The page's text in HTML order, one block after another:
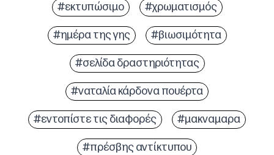
#εκτυπώσιμο #χρωματισμός
#ημέρα της γης #βιωσιμότητα
#σελίδα δραστηριότητας
#ναταλία κάρδονα πουέρτα
#εντοπίστε τις διαφορές #μακναμαρα
#πρέσβης αντίκτυπου